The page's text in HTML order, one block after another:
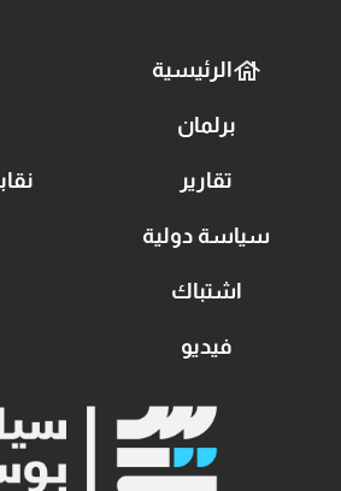
الرئيسية
برلمان
تقارير
سياسة دولية
اشتباك
فيديو